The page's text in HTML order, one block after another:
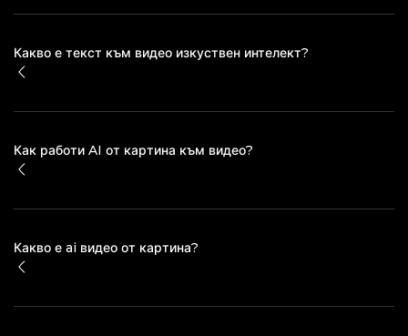
Какво е текст към видео изкуствен интелект?
Как работи AI от картина към видео?
Какво е ai видео от картина?